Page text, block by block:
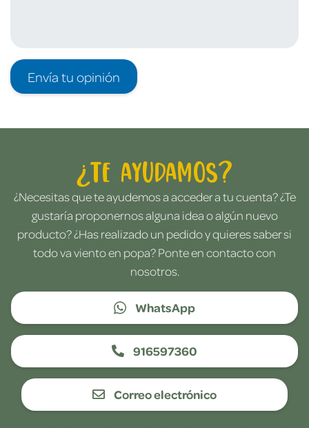
Envía tu opinión
¿Te ayudamos?
¿Necesitas que te ayudemos a acceder a tu cuenta? ¿Te
gustaría proponernos alguna idea o algún nuevo
producto? ¿Has realizado un pedido y quieres saber si
todo va viento en popa? Ponte en contacto con
nosotros.
WhatsApp
916597360
Correo electrónico